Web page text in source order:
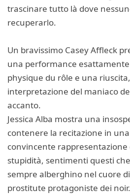
trascinare tutto là dove
recuperarlo.
Un bravissimo Casey Affleck
una performance
physique du rôle e una
interpretazione del maniaco
accanto.
Jessica Alba mostra una
contenere la recitazione in
convincente rappresentazione
stupidità, sentimenti questi
sempre alberghino nel cuore
prostitute protagoniste dei noir.